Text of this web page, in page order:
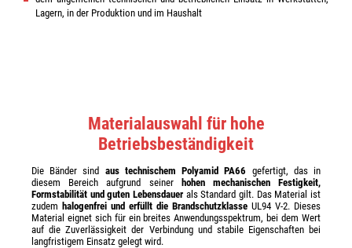
Lagern, in der Produktion und im Haushalt
Materialauswahl für hohe
Betriebsbeständigkeit
Die Bänder sind aus technischem Polyamid PA66 gefertigt, das in
diesem Bereich aufgrund seiner
hohen mechanischen Festigkeit,
Formstabilität und guten Lebensdauer als Standard gilt. Das Material ist
zudem halogenfrei und erfüllt die Brandschutzklasse UL94 V-2. Dieses
Material eignet sich für ein breites Anwendungsspektrum, bei dem Wert
auf die Zuverlässigkeit der Verbindung und stabile Eigenschaften bei
langfristigem Einsatz gelegt wird.